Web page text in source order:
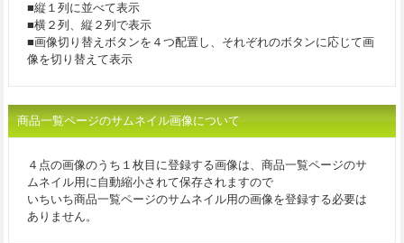
■縦１列に並べて表示
■横２列、縦２列で表示
■画像切り替えボタンを４つ配置し、それぞれのボタンに応じて画
像を切り替えて表示
商品一覧ページのサムネイル画像について
４点の画像のうち１枚目に登録する画像は、商品一覧ページのサ
ムネイル用に自動縮小されて保存されますので
いちいち商品一覧ページのサムネイル用の画像を登録する必要は
ありません。